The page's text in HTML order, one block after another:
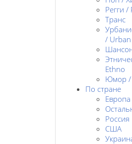
Регги /
Транс
/ Urban
Ethno
Юмор /
По стране
Европа
Россия
США